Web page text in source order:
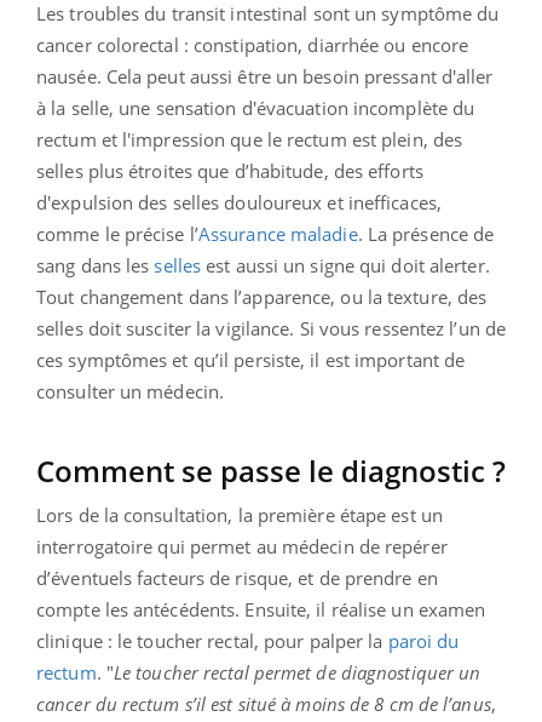
Les troubles du transit intestinal sont un symptôme du
cancer colorectal : constipation, diarrhée ou encore
nausée. Cela peut aussi être un besoin pressant d'aller
à la selle, une sensation d'évacuation incomplète du
rectum et l'impression que le rectum est plein, des
selles plus étroites que d’habitude, des efforts
d'expulsion des selles douloureux et inefficaces,
comme le précise l’Assurance maladie. La présence de
sang dans lesselles est aussi un signe qui doit alerter.
Tout changement dans l’apparence, ou la texture, des
selles doit susciter la vigilance. Si vous ressentez l’un de
ces symptômes et qu’il persiste, il est important de
consulter un médecin.
Comment se passe le diagnostic ?
Lors de la consultation, la première étape est un
interrogatoire qui permet au médecin de repérer
d’éventuels facteurs de risque, et de prendre en
compte les antécédents. Ensuite, il réalise un examen
clinique : le toucher rectal, pour palper la paroi du
rectum. "Le toucher rectal permet de diagnostiquer un
cancer du rectum s’il est situé à moins de 8 cm de l’anus,